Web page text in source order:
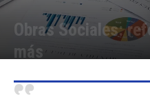
Obras Sociales:
más